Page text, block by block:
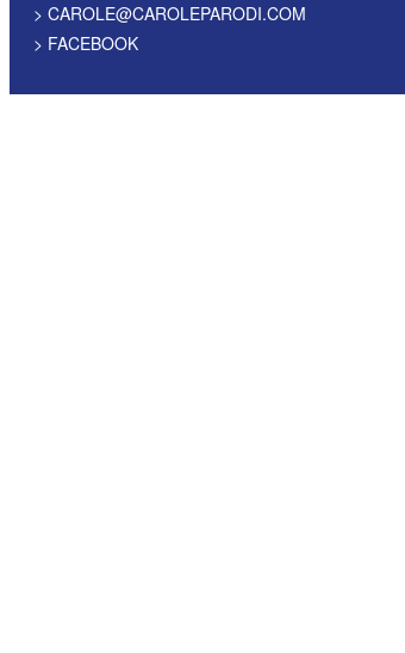
> CAROLE@CAROLEPARODI.COM
> FACEBOOK